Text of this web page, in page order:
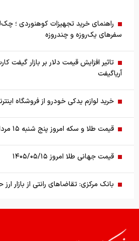
راهنمای خرید تجهیزات کوهنوردی ؛
سفرهای یک‌روزه و چندروزه
تاثیر افزایش قیمت دلار بر بازار گیفت
آریاگیفت
خرید لوازم یدکی خودرو از فروشگاه
قیمت طلا و سکه امروز پنج شنبه ۱۵ مرداد ۱۴۰۵
قیمت جهانی طلا امروز ۱۴۰۵/۰۵/۱۵
بانک مرکزی: تقاضا‌های رانتی از بازار
کالابرگ سه دهک مشمول شارژ شد